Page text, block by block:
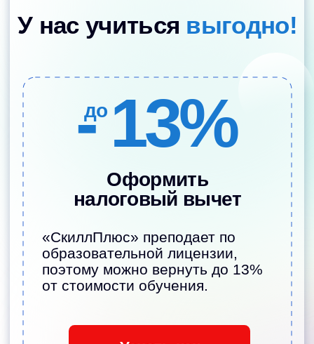
оплатить обучение с помощью
федерального материнского